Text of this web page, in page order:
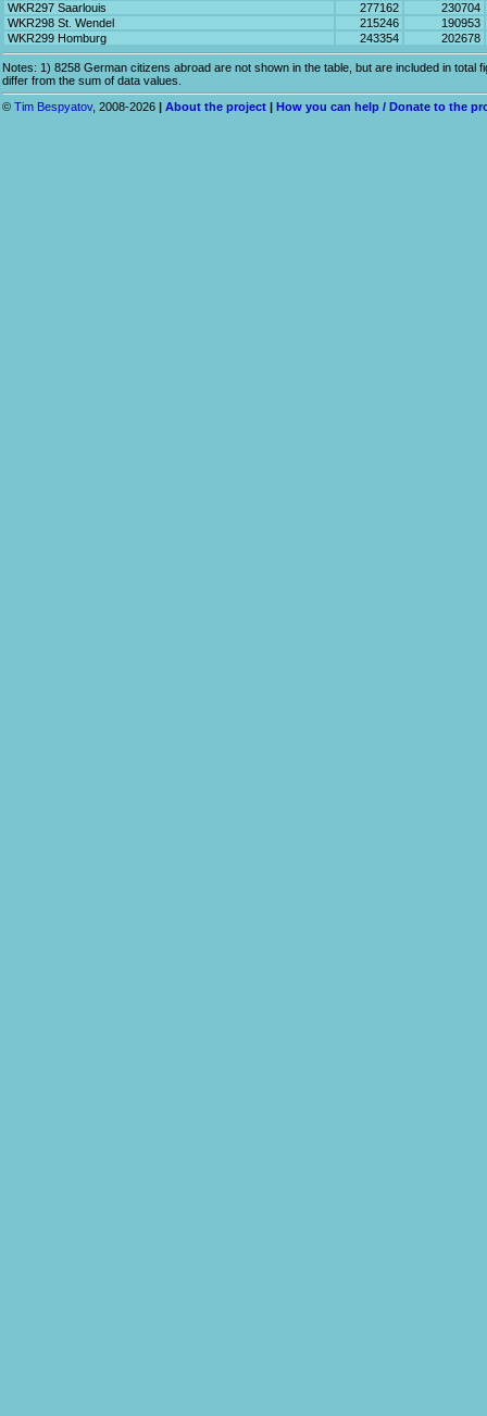
WKR297 Saarlouis
277162
230704
WKR298 St. Wendel
215246
190953
WKR299 Homburg
243354 202678
Notes: 1) 8258 German citizens abroad are not shown in the table, but are included in
differ from the sum of data values.
© Tim Bespyatov, 2008-2026 About the project How you can help / Donate to the